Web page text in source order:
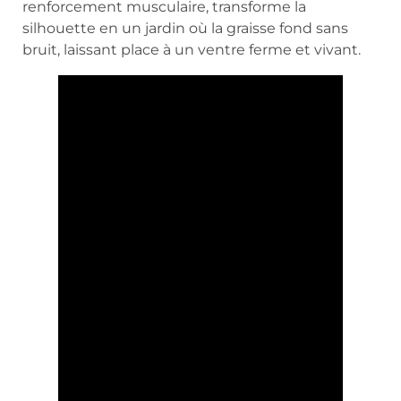
renforcement musculaire, transforme la
silhouette en un jardin où la graisse fond sans
bruit, laissant place à un ventre ferme et vivant.